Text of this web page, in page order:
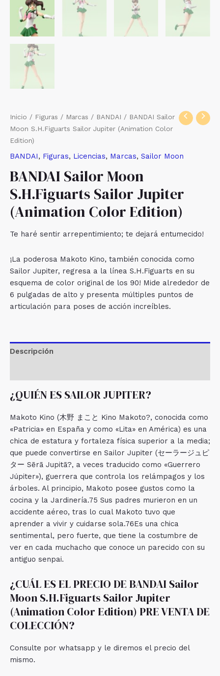
Inicio / Figuras / Marcas / BANDAI / BANDAI Sailor
Moon S.H.Figuarts Sailor Jupiter (Animation Color
Edition)
BANDAI, Figuras, Licencias, Marcas, Sailor Moon
BANDAI Sailor Moon
S.H.Figuarts Sailor Jupiter
(Animation Color Edition)
Te haré sentir arrepentimiento; te dejará entumecido!
¡La poderosa Makoto Kino, también conocida como
Sailor Jupiter, regresa a la línea S.H.Figuarts en su
esquema de color original de los 90! Mide alrededor de
6 pulgadas de alto y presenta múltiples puntos de
articulación para poses de acción increíbles.
Descripción
¿QUIÉN ES SAILOR JUPITER?
Makoto Kino (木野 まこと Kino Makoto?, conocida como
«Patricia» en España y como «Lita» en América) es una
chica de estatura y fortaleza física superior a la media;
que puede convertirse en Sailor Jupiter (セーラージュピ
ター Sērā Jupitā?, a veces traducido como «Guerrero
Júpiter»), guerrera que controla los relámpagos y los
árboles. Al principio, Makoto posee gustos como la
cocina y la Jardinería.75​ Sus padres murieron en un
accidente aéreo, tras lo cual Makoto tuvo que
aprender a vivir y cuidarse sola.76​Es una chica
sentimental, pero fuerte, que tiene la costumbre de
ver en cada muchacho que conoce un parecido con su
antiguo senpai.
¿CUÁL ES EL PRECIO DE BANDAI Sailor
Moon S.H.Figuarts Sailor Jupiter
(Animation Color Edition) PRE VENTA DE
COLECCIÓN?
Consulte por whatsapp y le diremos el precio del
mismo.